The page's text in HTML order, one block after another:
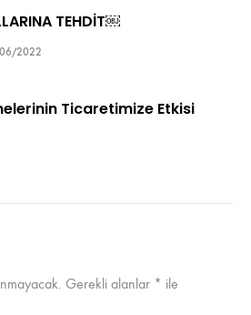
TEHDİT￼
2022
Ticaretimize Etkisi
Gerekli alanlar * ile